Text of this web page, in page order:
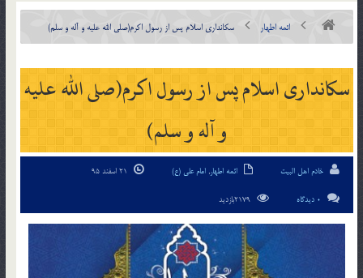
ائمه اطهار سكاندارى اسلام پس از رسول اكرم(صلی الله علیه و آله و سلم)
سكاندارى اسلام پس از رسول اكرم(صلی الله علیه
و آله و سلم)
خادم اهل البیت ائمه اطهار, امام علی (ع)
0 دیدگاه